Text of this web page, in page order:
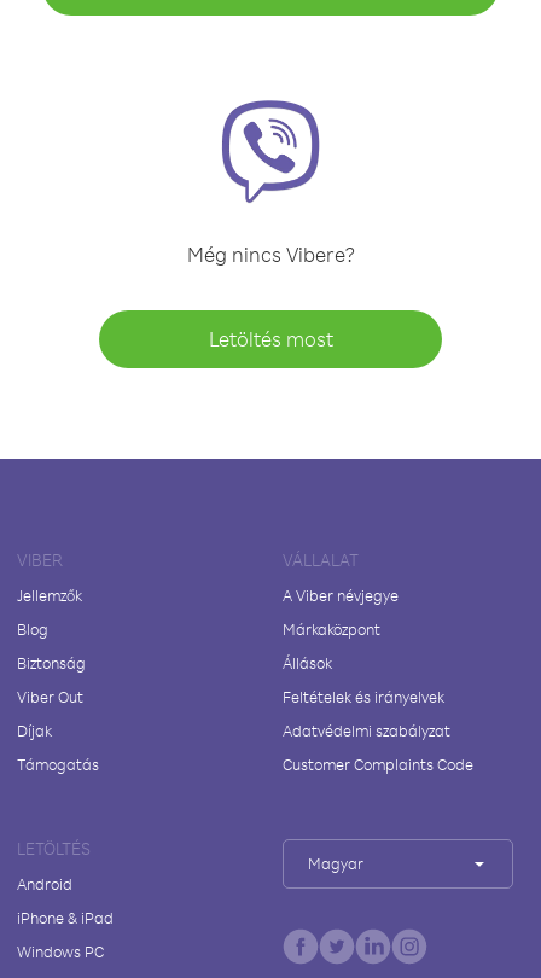
Még nincs Vibere?
Letöltés most
VIBER
Jellemzők
Blog
Biztonság
Viber Out
Díjak
Támogatás
VÁLLALAT
A Viber névjegye
Márkaközpont
Állások
Feltételek és irányelvek
Adatvédelmi szabályzat
Customer Complaints Code
LETÖLTÉS
Android
iPhone & iPad
Windows PC
Magyar